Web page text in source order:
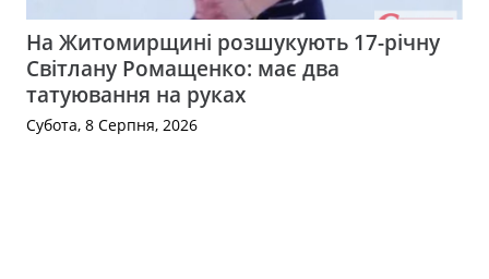
На Житомирщині розшукують 17-річну
Світлану Ромащенко: має два
татуювання на руках
Субота, 8 Серпня, 2026